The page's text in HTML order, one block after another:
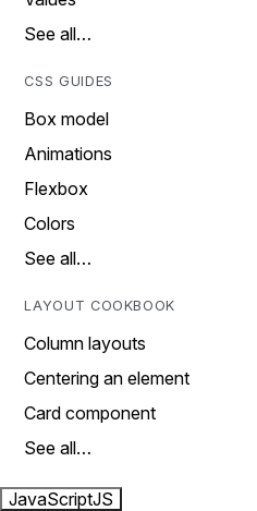
See all…
CSS GUIDES
Box model
Animations
Flexbox
Colors
See all…
LAYOUT COOKBOOK
Column layouts
Centering an element
Card component
See all…
JavaScriptJS